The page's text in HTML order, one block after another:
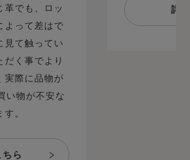
でも、ロッ
よって差はで
見て触ってい
く事でより
実際に品物が
い物が不安な
。